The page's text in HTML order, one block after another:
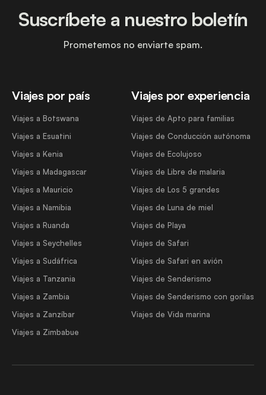
Viajes por país
Viajes a Botswana
Viajes a Esuatini
Viajes a Kenia
Viajes a Madagascar
Viajes a Mauricio
Viajes a Namibia
Viajes a Ruanda
Viajes a Seychelles
Viajes a Sudáfrica
Viajes a Tanzania
Viajes a Zambia
Viajes a Zanzíbar
Viajes a Zimbabue
Viajes por experiencia
Viajes de Apto para familias
Viajes de Conducción autónoma
Viajes de Ecolujoso
Viajes de Libre de malaria
Viajes de Los 5 grandes
Viajes de Luna de miel
Viajes de Playa
Viajes de Safari
Viajes de Safari en avión
Viajes de Senderismo
Viajes de Senderismo con gorilas
Viajes de Vida marina
Suscríbete a nuestro boletín
Prometemos no enviarte spam.